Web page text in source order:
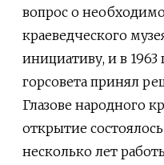
вопрос о
краеведческого
инициативу, и в 1963
горсовета принял
Глазове народного
открытие
несколько лет